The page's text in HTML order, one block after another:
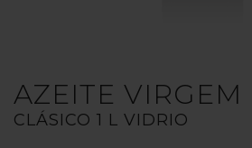
AZEITE VIRGEM
CLÁSICO 1 L VIDRIO